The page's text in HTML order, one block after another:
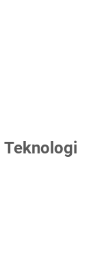
Teknologi